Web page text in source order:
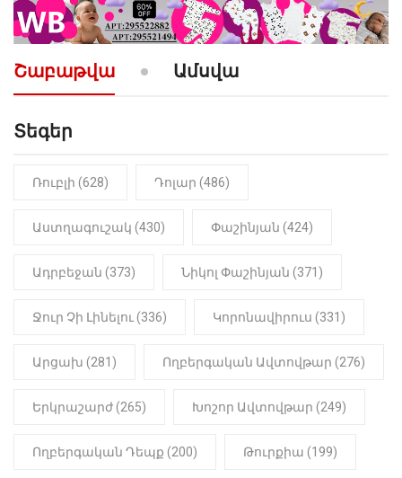
ՔԱՂԱՔԱԿԱՆ 10:52
«Լեզվիդ տալու փոխարեն
արտաբերիր այս երկու
նախադասությունը»․ Իշխան
Նիկոլ Փաշինյան
ԻՐԱԴԱՐՁԱՅԻՆ 22:01
մանկապղծության համար
մարմինը
Շաբաթվա Ամսվա
Տեգեր
Ռուբլի (628) Դոլար (486)
Աստղագուշակ (430) Փաշինյան (424)
Ադրբեջան (373) Նիկոլ Փաշինյան (371)
Ջուր Չի Լինելու (336) Կորոնավիրուս (331)
Արցախ (281) Ողբերգական Ավտովթար (276)
Երկրաշարժ (265) Խոշոր Ավտովթար (249)
Ողբերգական Դեպք (200) Թուրքիա (199)